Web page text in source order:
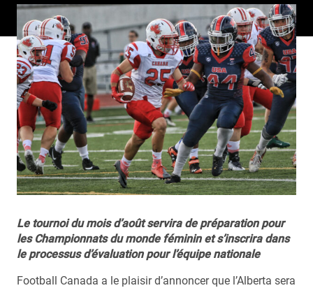
Le tournoi du mois d’août servira de préparation pour
les Championnats du monde féminin et s’inscrira dans
le processus d’évaluation pour l’équipe nationale
Football Canada a le plaisir d’annoncer que l’Alberta sera